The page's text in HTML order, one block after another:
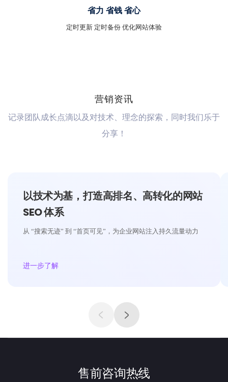
省力 省钱 省心
定时更新 定时备份 优化网站体验
营销资讯
记录团队成长点滴以及对技术、理念的探索，同时我们乐于
分享！
以技术为基，打造高排名、高转化的网站
SEO 体系
从 “搜索无迹” 到 “首页可见”，为企业网站注入持久流量动力
进一步了解
售前咨询热线